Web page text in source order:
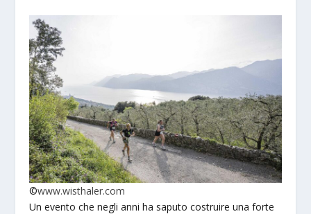
©www.wisthaler.com
Un evento che negli anni ha saputo costruire una forte